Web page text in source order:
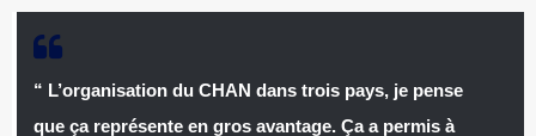
“ L’organisation du CHAN dans trois pays, je pense
que ça représente en gros avantage. Ça a permis à